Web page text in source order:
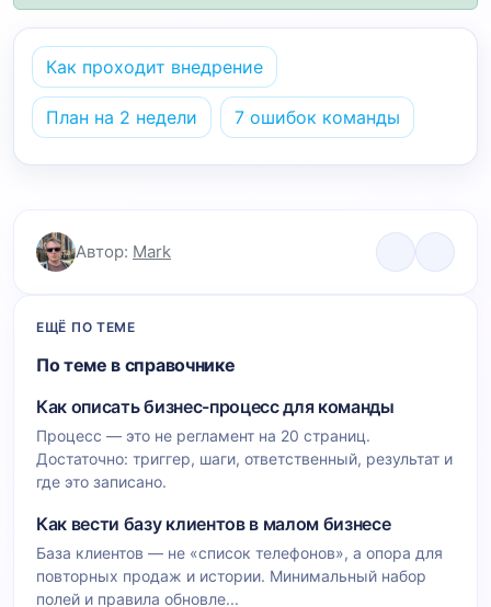
Как проходит внедрение
План на 2 недели 7 ошибок команды
Автор: Mark
ЕЩЁ ПО ТЕМЕ
По теме в справочнике
Как описать бизнес-процесс для команды
Процесс — это не регламент на 20 страниц.
Достаточно: триггер, шаги, ответственный, результат и
где это записано.
Как вести базу клиентов в малом бизнесе
База клиентов — не «список телефонов», а опора для
повторных продаж и истории. Минимальный набор
полей и правила обновле...